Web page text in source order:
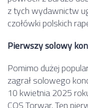
z tych wydawnictw
czołówki polskich
Pierwszy solowy
Pomimo dużej
zagrał solowego
10 kwietnia 2025